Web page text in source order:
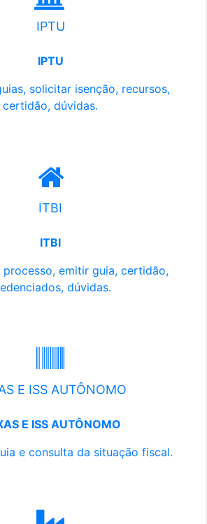
IPTU
IPTU
solicitar isenção, recursos,
certidão, dúvidas.
ITBI
ITBI
processo, emitir guia, certidão,
dúvidas.
E ISS AUTÔNOMO
E ISS AUTÔNOMO
e consulta da situação fiscal.